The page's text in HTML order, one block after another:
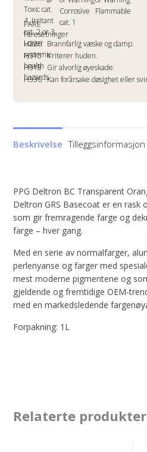
FARE
Faresetninger
H226 Brannfarlig væske og damp.
H315 Irriterer huden.
H318 Gir alvorlig øyeskade.
H336 Kan forårsake døsighet eller
Beskrivelse Tilleggsinformasjon
PPG Deltron BC Transparent
Deltron GRS Basecoat er en rask
som gir fremragende farge og
farge – hver gang.
Med en serie av normalfarger,
perlenyanse og farger med
mest moderne pigmentene og
gjeldende og fremtidige OEM-
med en markedsledende
Forpakning: 1L
Relaterte produkter